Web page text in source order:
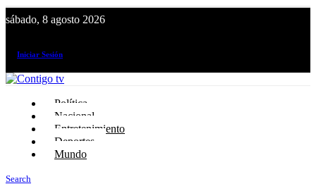
sábado, 8 agosto 2026
Iniciar Sesión
Política
Nacional
Entretenimiento
Deportes
Mundo
Search